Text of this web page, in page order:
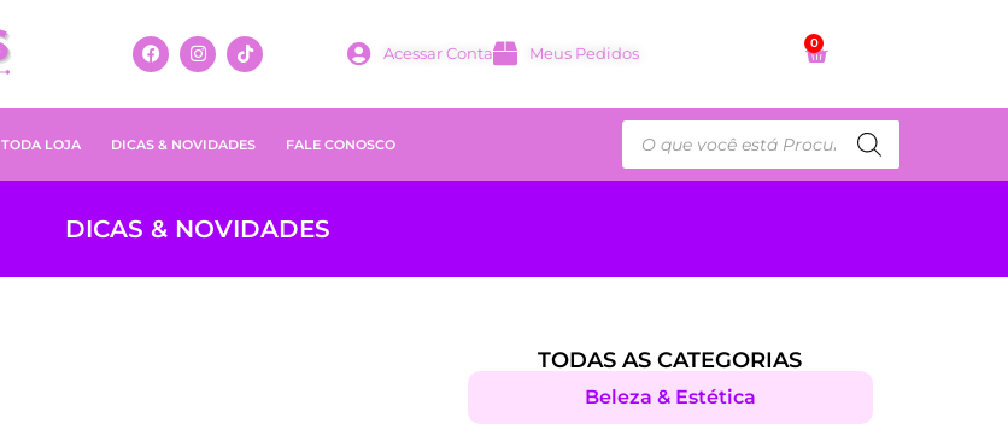
Acessar Conta Meus Pedidos
0
TODA LOJA DICAS & NOVIDADES FALE CONOSCO
DICAS & NOVIDADES
TODAS AS CATEGORIAS
Beleza & Estética